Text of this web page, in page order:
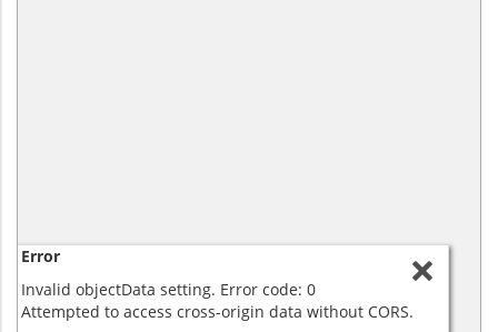
Error
Invalid objectData setting. Error code: 0
Attempted to access cross-origin data without CORS.